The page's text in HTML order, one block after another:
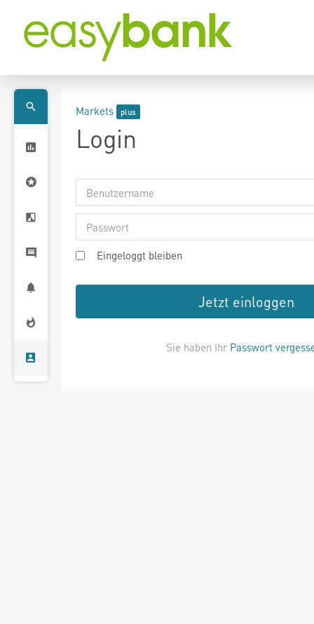
Markets
Login
Eingeloggt bleiben
Jetzt einloggen
Sie haben Ihr Passwort